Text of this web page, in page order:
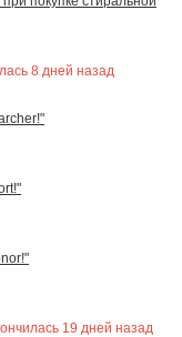
8 дней назад
19 дней назад